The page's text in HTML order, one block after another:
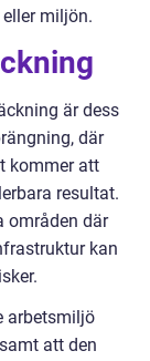
miljön.
är dess
där
kommer att
resultat.
områden där
kan
arbetsmiljö
att den